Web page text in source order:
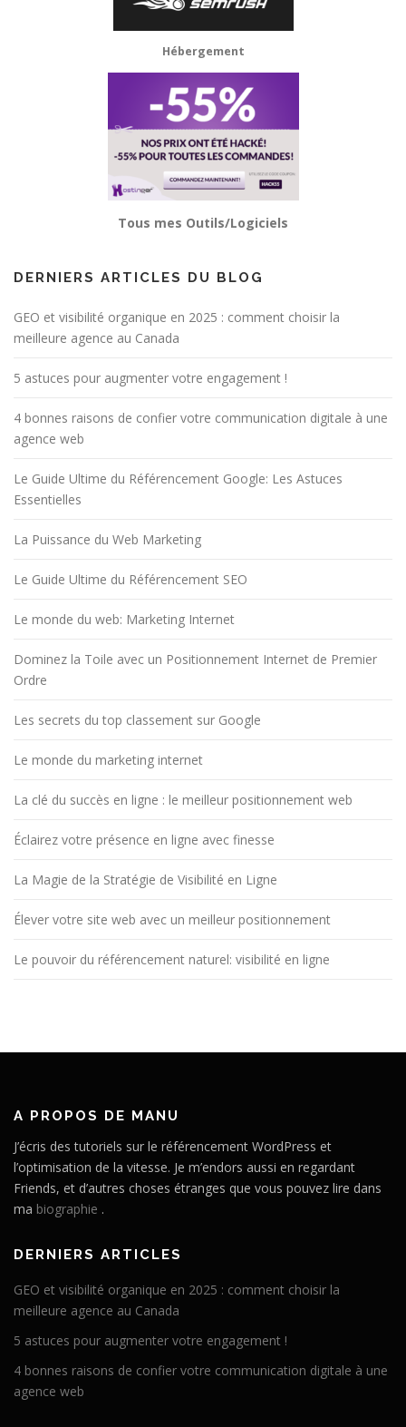
Hébergement
Tous mes Outils/Logiciels
DERNIERS ARTICLES DU BLOG
GEO et visibilité organique en 2025 : comment choisir la
meilleure agence au Canada
5 astuces pour augmenter votre engagement !
4 bonnes raisons de confier votre communication digitale à une
agence web
Le Guide Ultime du Référencement Google: Les Astuces
Essentielles
La Puissance du Web Marketing
Le Guide Ultime du Référencement SEO
Le monde du web: Marketing Internet
Dominez la Toile avec un Positionnement Internet de Premier
Ordre
Les secrets du top classement sur Google
Le monde du marketing internet
La clé du succès en ligne : le meilleur positionnement web
Éclairez votre présence en ligne avec finesse
La Magie de la Stratégie de Visibilité en Ligne
Élever votre site web avec un meilleur positionnement
Le pouvoir du référencement naturel: visibilité en ligne
A PROPOS DE MANU
J’écris des tutoriels sur le référencement WordPress et
l’optimisation de la vitesse. Je m’endors aussi en regardant
Friends, et d’autres choses étranges que vous pouvez lire dans
ma biographie .
DERNIERS ARTICLES
GEO et visibilité organique en 2025 : comment choisir la
meilleure agence au Canada
5 astuces pour augmenter votre engagement !
4 bonnes raisons de confier votre communication digitale à une
agence web